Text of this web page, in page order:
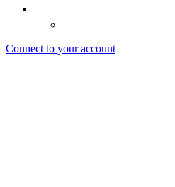
Connect to your account